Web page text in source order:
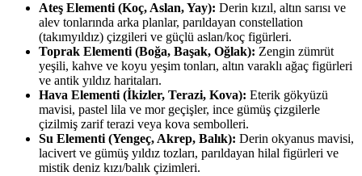
Ateş Elementi (Koç, Aslan, Yay): Derin kızıl, altın sarısı ve
alev tonlarında arka planlar, parıldayan constellation
(takımyıldız) çizgileri ve güçlü aslan/koç figürleri.
Toprak Elementi (Boğa, Başak, Oğlak): Zengin zümrüt
yeşili, kahve ve koyu yeşim tonları, altın varaklı ağaç figürleri
ve antik yıldız haritaları.
Hava Elementi (İkizler, Terazi, Kova): Eterik gökyüzü
mavisi, pastel lila ve mor geçişler, ince gümüş çizgilerle
çizilmiş zarif terazi veya kova sembolleri.
Su Elementi (Yengeç, Akrep, Balık): Derin okyanus mavisi,
lacivert ve gümüş yıldız tozları, parıldayan hilal figürleri ve
mistik deniz kızı/balık çizimleri.